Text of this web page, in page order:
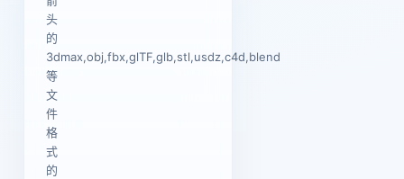
头
的
3dmax,obj,fbx,glTF,glb,stl,usdz,c4d,blend
等
文
件
格
式
的